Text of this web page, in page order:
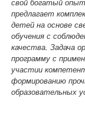
свой богатый
предлагает
детей на основе
обучения с
качества. Задача
программу с
участии
формированию
образовательных